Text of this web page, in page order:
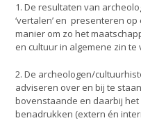
1. De resultaten van
‘vertalen’ en presenteren
manier om zo het
en cultuur in algemene zin te
2. De archeologen/
adviseren over en bij te
bovenstaande en daarbij
benadrukken (extern én